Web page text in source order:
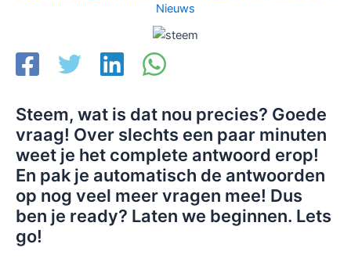
Nieuws
Steem, wat is dat nou precies? Goede
vraag! Over slechts een paar minuten
weet je het complete antwoord erop!
En pak je automatisch de antwoorden
op nog veel meer vragen mee! Dus
ben je ready? Laten we beginnen. Lets
go!